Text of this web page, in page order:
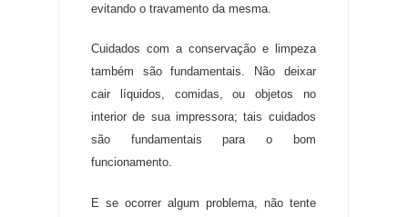
evitando o travamento da mesma
Cuidados com a conservação e limpeza
também são fundamentais. Não deixar
cair líquidos, comidas, ou objetos no
interior de sua impressora; tais cuidados
são fundamentais para o bom
funcionamento.
E se ocorrer algum problema, não tente